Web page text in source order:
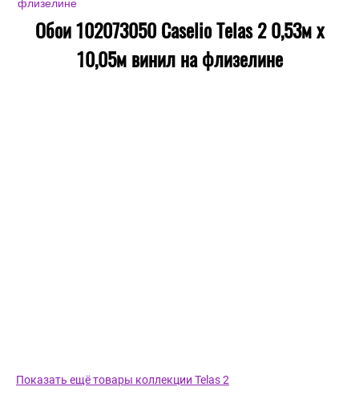
флизелине
Обои 102073050 Caselio Telas 2 0,53м x
10,05м винил на флизелине
Показать ещё товары коллекции Telas 2